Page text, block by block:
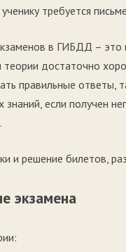
требуется
в ГИБДД –
теории достаточно
правильные ответы,
если получен
и решение билетов,
экзамена